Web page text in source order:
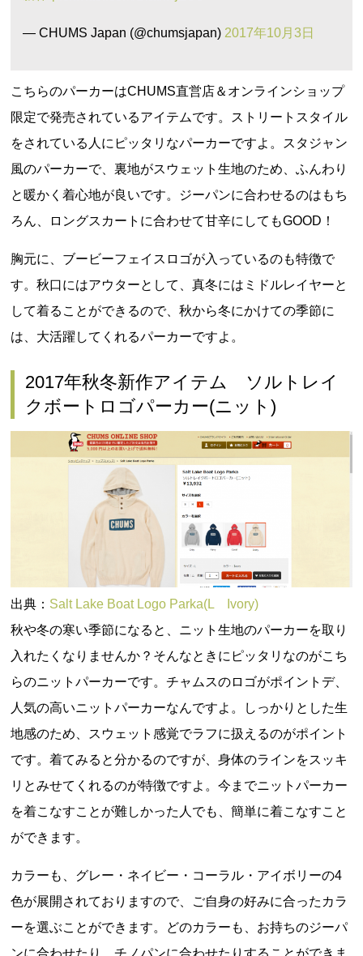
— CHUMS Japan (@chumsjapan) 2017年10月3日
こちらのパーカーはCHUMS直営店＆オンラインショップ
限定で発売されているアイテムです。ストリートスタイル
をされている人にピッタリなパーカーですよ。スタジャン
風のパーカーで、裏地がスウェット生地のため、ふんわり
と暖かく着心地が良いです。ジーパンに合わせるのはもち
ろん、ロングスカートに合わせて甘辛にしてもGOOD！
胸元に、ブービーフェイスロゴが入っているのも特徴で
す。秋口にはアウターとして、真冬にはミドルレイヤーと
して着ることができるので、秋から冬にかけての季節に
は、大活躍してくれるパーカーですよ。
2017年秋冬新作アイテム ソルトレイ
クボートロゴパーカー(ニット)
出典： Salt Lake Boat Logo Parka(L Ivory)
秋や冬の寒い季節になると、ニット生地のパーカーを取り
入れたくなりませんか？そんなときにピッタリなのがこち
らのニットパーカーです。チャムスのロゴがポイントデ、
人気の高いニットパーカーなんですよ。しっかりとした生
地感のため、スウェット感覚でラフに扱えるのがポイント
です。着てみると分かるのですが、身体のラインをスッキ
リとみせてくれるのが特徴ですよ。今までニットパーカー
を着こなすことが難しかった人でも、簡単に着こなすこと
ができます。
カラーも、グレー・ネイビー・コーラル・アイボリーの4
色が展開されておりますので、ご自身の好みに合ったカラ
ーを選ぶことができます。どのカラーも、お持ちのジーパ